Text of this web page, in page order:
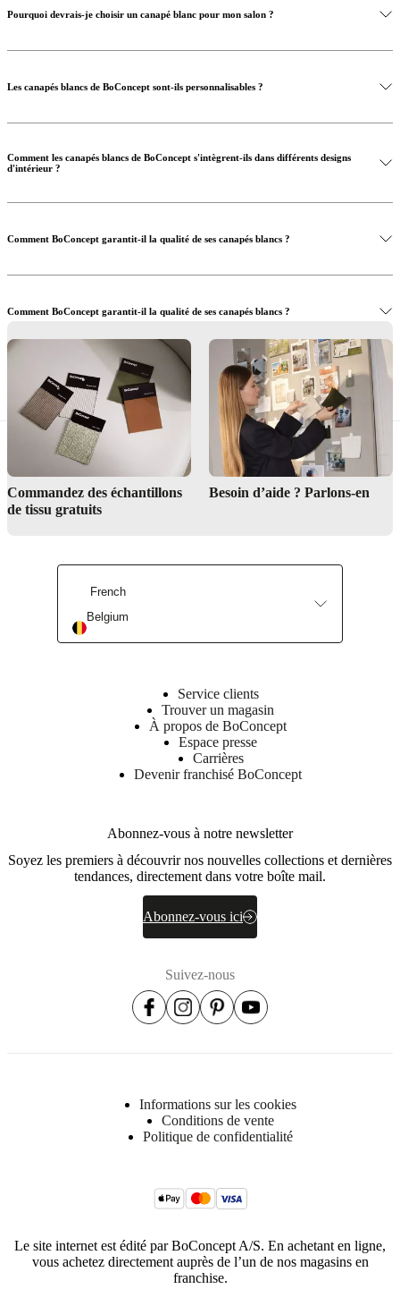
Pourquoi devrais-je choisir un canapé blanc pour mon salon ?
Les canapés blancs de BoConcept sont-ils personnalisables ?
Comment les canapés blancs de BoConcept s'intègrent-ils dans différents designs
d'intérieur ?
Comment BoConcept garantit-il la qualité de ses canapés blancs ?
Service de design d'intérieur
Comment BoConcept garantit-il la qualité de ses canapés blancs ?
Découvrez notre savoir-faire
Achetez maintenant et créez un espace de vie lumineux et élégant
Commandez des échantillons
de tissu gratuits
Besoin d’aide ? Parlons-en
French
Belgium
Service clients
Trouver un magasin
À propos de BoConcept
Espace presse
Carrières
Devenir franchisé BoConcept
Abonnez-vous à notre newsletter
Soyez les premiers à découvrir nos nouvelles collections et dernières
tendances, directement dans votre boîte mail.
Abonnez-vous ici
Suivez-nous
Informations sur les cookies
Conditions de vente
Politique de confidentialité
Le site internet est édité par BoConcept A/S. En achetant en ligne,
vous achetez directement auprès de l’un de nos magasins en
franchise.